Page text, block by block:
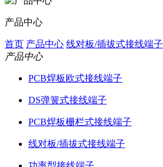
产品中心
首页 产品中心 线对板/插拔式接线端子
产品中心
PCB焊板欧式接线端子
DS弹簧式接线端子
PCB焊板栅栏式接线端子
线对板/插拔式接线端子